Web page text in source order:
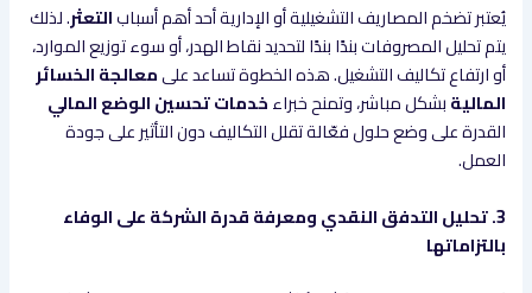
يُعتبر تضخم المصاريف التشغيلية أو الإدارية أحد أهم أسبابالتعثر. لذلك
يتم تحليل المصروفات بندًا بندًا لتحديد نقاط الهدر، أو سوء توزيع الموارد،
أو ارتفاع تكاليف التشغيل. هذه الخطوة تساعد علىمعالجة الخسائر
الماليةبشكل مباشر، وتمنح خبراءخدمات تحسين الوضع المالي
القدرة على وضع حلول فعّالة تقلل التكاليف دون التأثير على جودة
العمل.
3. تحليل التدفق النقدي ومعرفة قدرة الشركة على الوفاء
بالتزاماتها